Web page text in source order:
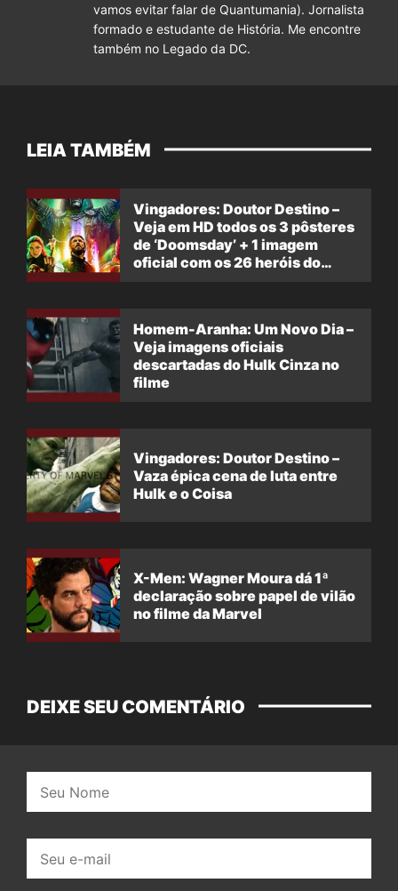
vamos evitar falar de Quantumania). Jornalista
formado e estudante de História. Me encontre
também no Legado da DC.
LEIA TAMBÉM
Vingadores: Doutor Destino –
Veja em HD todos os 3 pôsteres
de ‘Doomsday’ + 1 imagem
oficial com os 26 heróis do
Homem-Aranha: Um Novo Dia –
Veja imagens oficiais
descartadas do Hulk Cinza no
filme
Vingadores: Doutor Destino –
Vaza épica cena de luta entre
Hulk e o Coisa
X-Men: Wagner Moura dá 1ª
declaração sobre papel de vilão
no filme da Marvel
DEIXE SEU COMENTÁRIO
mail: